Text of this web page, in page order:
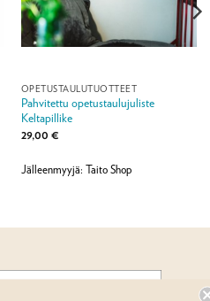
OPETUSTAULUTUOTTEET
Pahvitettu opetustaulujuliste
Keltapillike
29,00 €
Jälleenmyyjä: Taito Shop